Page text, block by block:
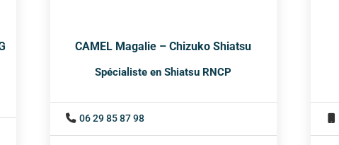
CAMEL Magalie – Chizuko Shiatsu
Spécialiste en Shiatsu RNCP
06 29 85 87 98